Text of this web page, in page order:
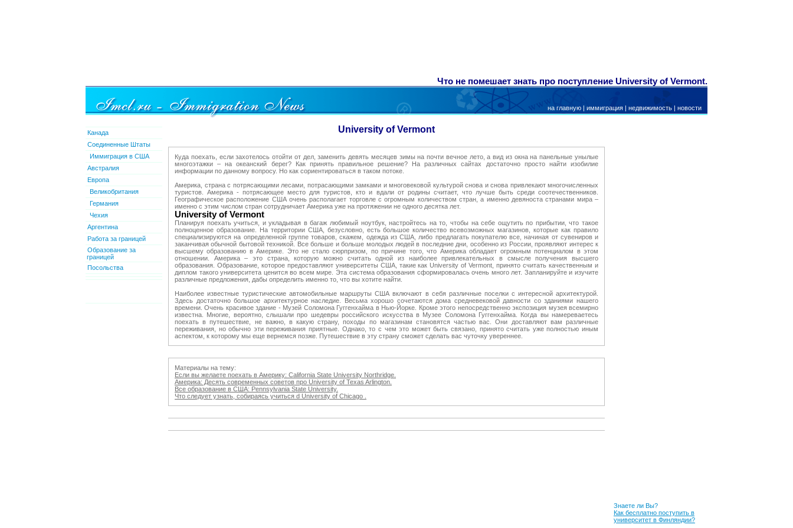
Что не помешает знать про поступление University of Vermont.
на главную | иммиграция | недвижимость | новости
Канада
Соединенные Штаты
Иммиграция в США
Австралия
Европа
Великобритания
Германия
Чехия
Аргентина
Работа за границей
Образование за
границей
Посольства
University of Vermont
Куда поехать, если захотелось отойти от дел, заменить девять месяцев зимы на почти вечное лето, а вид из окна на панельные унылые
многоэтажки – на океанский берег? Как принять правильное решение? На различных сайтах достаточно просто найти изобилие
информации по данному вопросу. Но как сориентироваться в таком потоке.
Америка, страна с потрясающими лесами, потрасающими замками и многовековой культурой снова и снова привлекают многочисленных
туристов. Америка - потрясающее место для туристов, кто и вдали от родины считает, что лучше быть среди соотечественников.
Географическое расположение США очень располагает торговле с огромным количеством стран, а именно девяноста странами мира –
именно с этим числом стран сотрудничает Америка уже на протяжении не одного десятка лет.
University of Vermont
Планируя поехать учиться, и укладывая в багаж любимый ноутбук, настройтесь на то, чтобы на себе ощутить по прибытии, что такое
полноценное образование. На территории США, безусловно, есть большое количество всевозможных магазинов, которые как правило
специализируются на определенной группе товаров, скажем, одежда из США, либо предлагать покупателю все, начиная от сувениров и
заканчивая обычной бытовой техникой. Все больше и больше молодых людей в последние дни, особенно из России, проявляют интерес к
высшему образованию в Америке. Это не стало сюрпризом, по причине того, что Америка обладает огромным потенциалом в этом
отношении. Америка – это страна, которую можно считать одной из наиболее привлекательных в смысле получения высшего
образования. Образование, которое предоставляют университеты США, такие как University of Vermont, принято считать качественным и
диплом такого университета ценится во всем мире. Эта система образования сформировалась очень много лет. Запланируйте и изучите
различные предложения, дабы определить именно то, что вы хотите найти.
Наиболее известные туристические автомобильные маршруты США включают в себя различные поселки с интересной архитектурой.
Здесь достаточно большое архитектурное наследие. Весьма хорошо сочетаются дома средневековой давности со зданиями нашего
времени. Очень красивое здание - Музей Соломона Гуггенхайма в Нью-Йорке. Кроме этого непосредственно экспозиция музея всемирно
известна. Многие, вероятно, слышали про шедевры российского искусства в Музее Соломона Гуггенхайма. Когда вы намереваетесь
поехать в путешествие, не важно, в какую страну, походы по магазинам становятся частью вас. Они доставляют вам различные
переживания, но обычно эти переживания приятные. Однако, то с чем это может быть связано, принято считать уже полностью иным
аспектом, к которому мы еще вернемся позже. Путешествие в эту страну сможет сделать вас чуточку увереннее.
Материалы на тему:
Если вы желаете поехать в Америку: California State University Northridge.
Америка: Десять современных советов про University of Texas Arlington.
Все образование в США: Pennsylvania State University.
Что следует узнать, собираясь учиться d University of Chicago .
Знаете ли Вы?
Как бесплатно поступить в
университет в Финляндии?